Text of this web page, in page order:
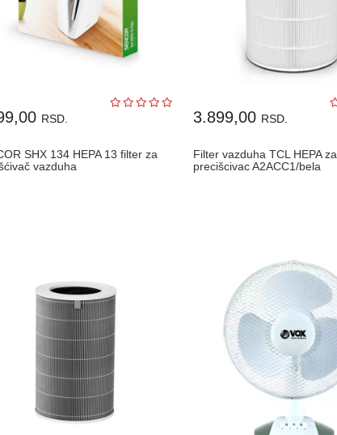
RSD.
SHX 134 HEPA 13 filter za
vazduha
3.899,00 RSD.
Filter vazduha TCL HEPA za
precišcivac A2ACC1/bela